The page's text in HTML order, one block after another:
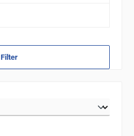
Filter